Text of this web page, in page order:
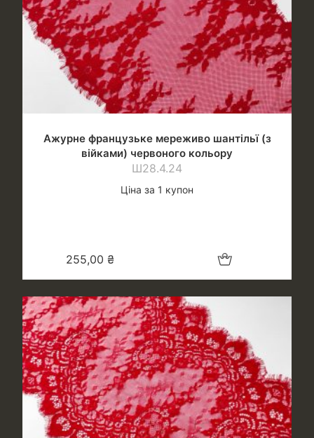
Ажурне французьке мереживо шантільї (з
війками) червоного кольору
Ш28.4.24
Ціна за 1 купон
255,00 ₴ Додати в кошик